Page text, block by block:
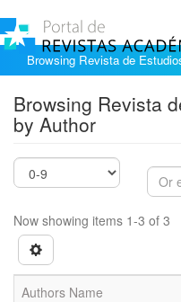
Browsing Revista de
Browsing Revista
by Author
Now showing items 1-3 of 3
Authors Name